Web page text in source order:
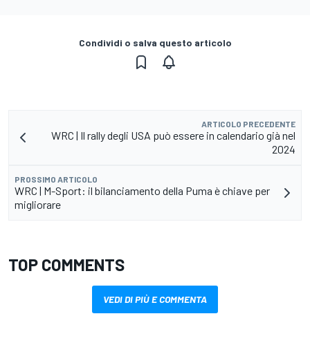
Condividi o salva questo articolo
ARTICOLO PRECEDENTE
WRC | Il rally degli USA può essere in calendario già nel
2024
PROSSIMO ARTICOLO
WRC | M-Sport: il bilanciamento della Puma è chiave per
migliorare
TOP COMMENTS
VEDI DI PIÙ E COMMENTA